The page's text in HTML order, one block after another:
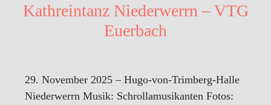
Kathreintanz Niederwerrn – VTG
Euerbach
29. November 2025 – Hugo-von-Trimberg-Halle
Niederwerrn Musik: Schrollamusikanten Fotos: